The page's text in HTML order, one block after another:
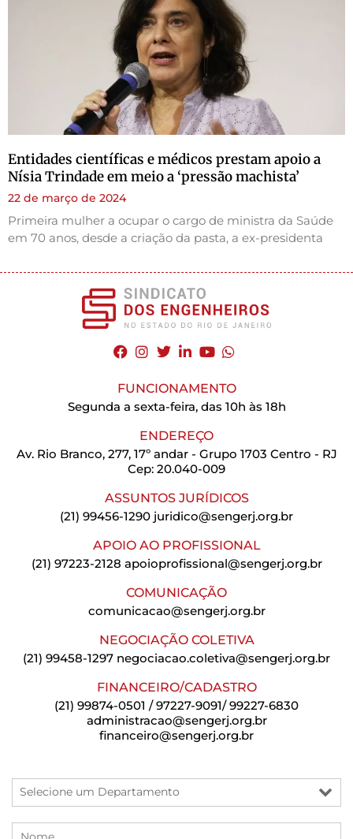
Entidades científicas e médicos prestam apoio a
Nísia Trindade em meio a ‘pressão machista’
22 de março de 2024
Primeira mulher a ocupar o cargo de ministra da Saúde
em 70 anos, desde a criação da pasta, a ex-presidenta
FUNCIONAMENTO
Segunda a sexta-feira, das 10h às 18h
ENDEREÇO
Av. Rio Branco, 277, 17º andar - Grupo 1703 Centro - RJ
Cep: 20.040-009
ASSUNTOS JURÍDICOS
(21) 99456-1290 juridico@sengerj.org.br
APOIO AO PROFISSIONAL
(21) 97223-2128 apoioprofissional@sengerj.org.br
COMUNICAÇÃO
comunicacao@sengerj.org.br
NEGOCIAÇÃO COLETIVA
(21) 99458-1297 negociacao.coletiva@sengerj.org.br
FINANCEIRO/CADASTRO
(21) 99874-0501 / 97227-9091/ 99227-6830
administracao@sengerj.org.br
financeiro@sengerj.org.br